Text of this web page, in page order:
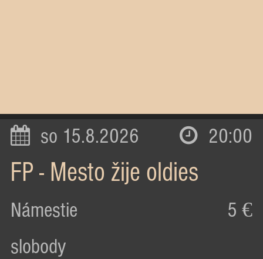
so 15.8.2026 20:00
FP - Mesto žije oldies
Námestie
slobody
5 €